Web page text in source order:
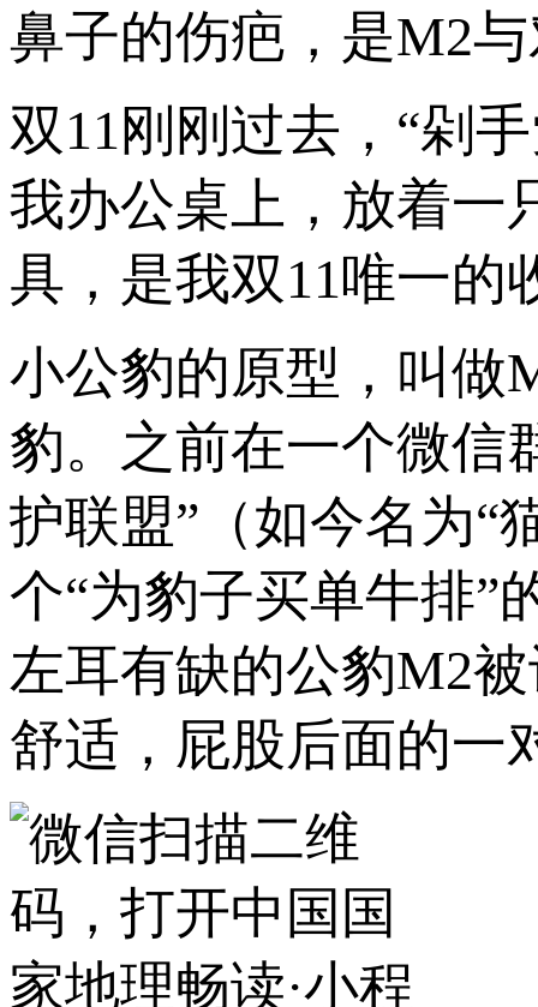
鼻子的伤疤，是M2
双11刚刚过去，“剁
我办公桌上，放着
具，是我双11唯一的
小公豹的原型，叫做
豹。之前在一个微信
护联盟”（如今名为“
个“为豹子买单牛排”
左耳有缺的公豹M2
舒适，屁股后面的一